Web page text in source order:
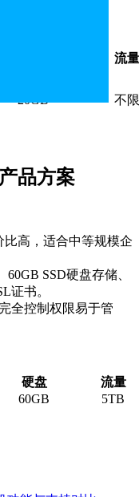
流量
20GB 不限
品方案
比高，适合中等规模企
SSD硬盘存储、
证书。
全控制权限易于管
硬盘
流量
60GB 5TB